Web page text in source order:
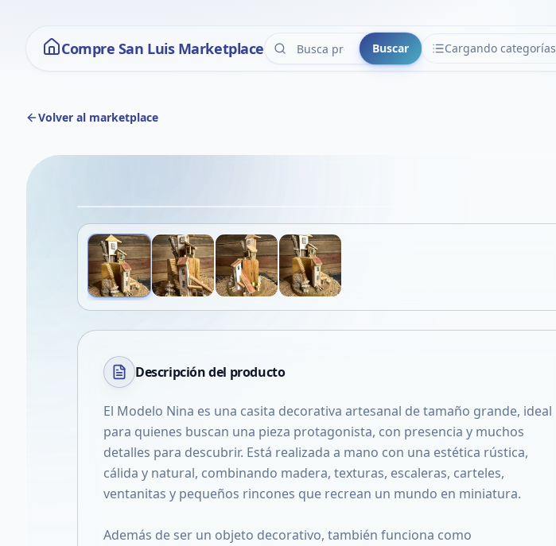
Compre San Luis Marketplace Buscar Cargando categorías
CATEGORÍAS
Volver al marketplace
Descripción del producto
El Modelo Nina es una casita decorativa artesanal de tamaño grande, ideal
para quienes buscan una pieza protagonista, con presencia y muchos
detalles para descubrir. Está realizada a mano con una estética rústica,
cálida y natural, combinando madera, texturas, escaleras, carteles,
ventanitas y pequeños rincones que recrean un mundo en miniatura.
Además de ser un objeto decorativo, también funciona como